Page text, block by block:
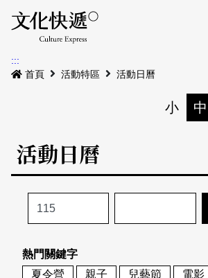
最新公告
本期專題
歷史專題
活動特區
活動列表
地圖搜尋
關於我們
關於我們
會員基本資料
:::
首頁
活動特區 活動日曆
小 中
活動日曆
熱門關鍵字
夏令營
親子 兒藝節
電影